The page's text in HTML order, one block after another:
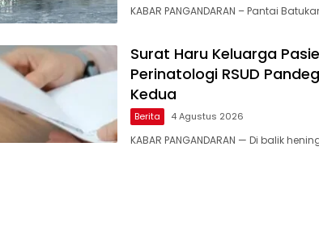
KABAR PANGANDARAN – Pantai
Surat Haru Keluarga
Perinatologi RSUD
Kedua
Berita 4 Agustus 2026
KABAR ​PANGANDARAN — Di balik